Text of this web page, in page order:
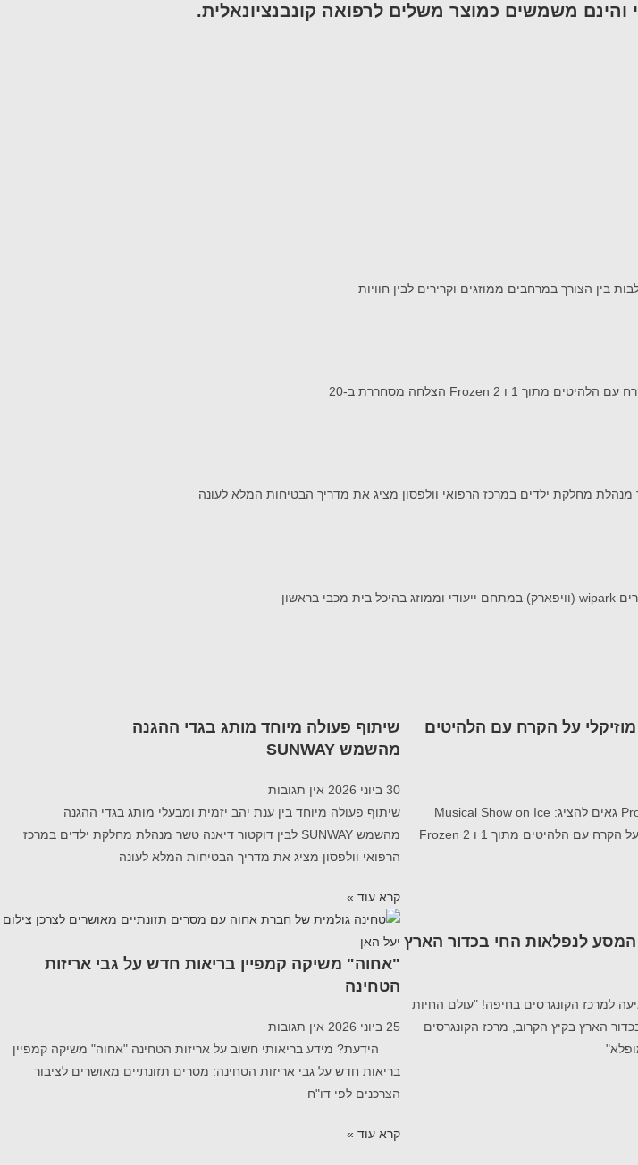
והינם משמשים כמוצר משלים לרפואה קונבנציונאלית.
על הקרח עם הלהיטים
Production Agenda (Germany) גאים להציג: Musical Show on Ice
לשבור את הקרח מופע מוזיקלי על הקרח עם הלהיטים מתוך 1 ו Frozen 2
שיתוף פעולה מיוחד מותג בגדי ההגנה
מהשמש SUNWAY
30 ביוני 2026
אין תגובות
שיתוף פעולה מיוחד בין ענת יהב יזמית ומבעלי מותג בגדי ההגנה
מהשמש SUNWAY לבין דוקטור דיאנה טשר מנהלת מחלקת ילדים במרכז
הרפואי וולפסון מציג את מדריך הבטיחות המלא לעונה
קרא עוד »
לנפלאות החי בכדור הארץ
למרכז הקונגרסים בחיפה! "עולם החיות
הארץ בקיץ הקרוב, מרכז הקונגרסים
"אחוה" משיקה קמפיין בריאות חדש על גבי אריזות
הטחינה
25 ביוני 2026
אין תגובות
הידעת? מידע בריאותי חשוב על אריזות הטחינה "אחוה" משיקה קמפיין
בריאות חדש על גבי אריזות הטחינה: מסרים תזונתיים מאושרים לציבור
הצרכנים לפי דו"ח
קרא עוד »